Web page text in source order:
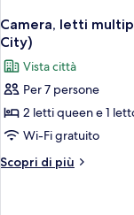
Camera, letti
City)
Vista città
Per 7 persone
2 letti queen e 1
Wi-Fi gratuito
Scopri di più
Altri